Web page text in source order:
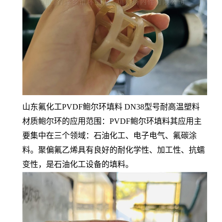
山东氟化工PVDF鲍尔环填料 DN38型号耐高温塑料
材质鲍尔环的应用范围：PVDF鲍尔环填料其应用主
要集中在三个领域：石油化工、电子电气、氟碳涂
料。聚偏氟乙烯具有良好的耐化学性、加工性、抗蠕
变性，是石油化工设备的填料。